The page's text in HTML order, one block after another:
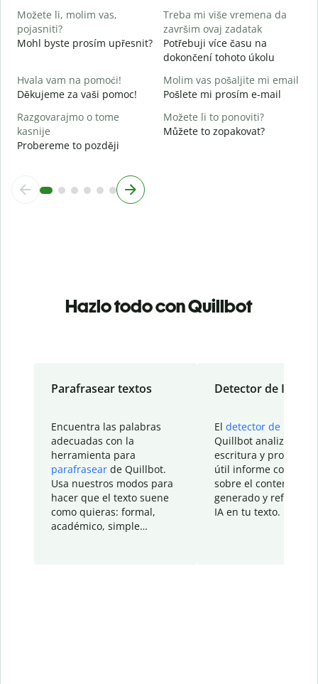
Možete li, molim vas,
pojasniti?
Mohl byste prosím upřesnit?
Treba mi više vremena da
završim ovaj zadatak
Potřebuji více času na
dokončení tohoto úkolu
Hvala vam na pomoći!
Děkujeme za vaši pomoc!
Molim vas pošaljite mi email
Pošlete mi prosím e-mail
Razgovarajmo o tome
kasnije
Probereme to později
Možete li to ponoviti?
Můžete to zopakovat?
Hazlo todo con Quillbot
Parafrasear textos
Encuentra las palabras
adecuadas con la
herramienta para
parafrasear de Quillbot.
Usa nuestros modos para
hacer que el texto suene
como quieras: formal,
académico, simple…
Detector de IA
El detector de IA
Quillbot analiza tu
escritura y
útil informe con
sobre el contenido
generado y refinado
IA en tu texto.